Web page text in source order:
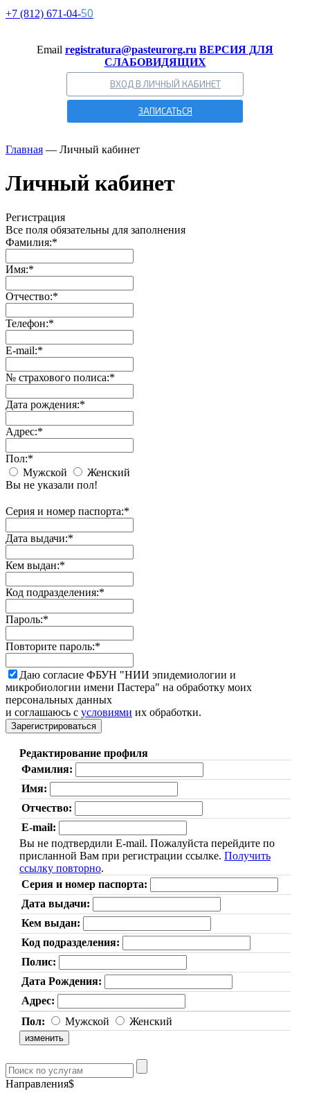
+7 (812) 671-04-50
Email registratura@pasteurorg.ru ВЕРСИЯ ДЛЯ
СЛАБОВИДЯЩИХ
ВХОД В ЛИЧНЫЙ КАБИНЕТ
ЗАПИСАТЬСЯ
Главная — Личный кабинет
Личный кабинет
Регистрация
Все поля обязательны для заполнения
Фамилия:*
Имя:*
Отчество:*
Телефон:*
E-mail:*
№ страхового полиса:*
Дата рождения:*
Адрес:*
Пол:*
Мужской
Женский
Вы не указали пол!
Серия и номер паспорта:*
Дата выдачи:*
Кем выдан:*
Код подразделения:*
Пароль:*
Повторите пароль:*
Даю согласие ФБУН "НИИ эпидемиологии и
микробиологии имени Пастера" на обработку моих
персональных данных
и соглашаюсь с условиями их обработки.
Редактирование профиля
Фамилия:
Имя:
Отчество:
E-mail:
Вы не подтвердили E-mail. Пожалуйста перейдите по
присланной Вам при регистрации ссылке. Получить
ссылку повторно.
Серия и номер паспорта:
Дата выдачи:
Кем выдан:
Код подразделения:
Полис:
Дата Рождения:
Адрес:
Пол:
Мужской Женский
Направления$